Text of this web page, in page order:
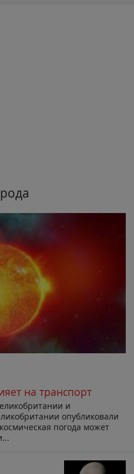
на транспорт
и
опубликовали
погода может